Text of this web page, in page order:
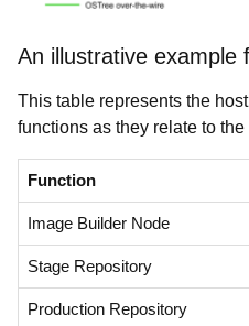
An illustrative example
This table represents the
functions as they relate to
Function
Image Builder Node
Stage Repository
Production Repository